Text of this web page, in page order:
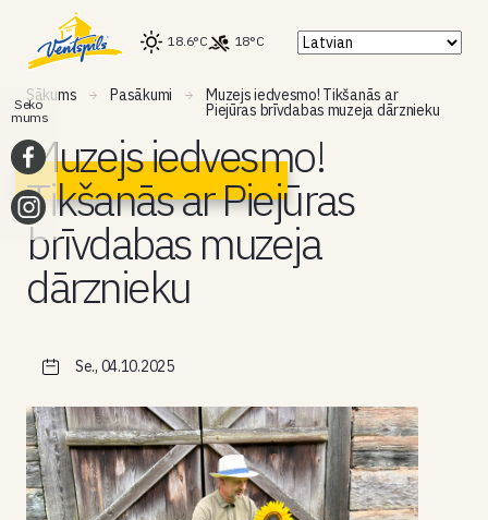
18.6°C 18°C
Sākums Pasākumi Muzejs iedvesmo! Tikšanās ar
Piejūras brīvdabas muzeja dārznieku
Muzejs iedvesmo!
Tikšanās ar Piejūras
brīvdabas muzeja
dārznieku
Se., 04.10.2025
Seko
mums